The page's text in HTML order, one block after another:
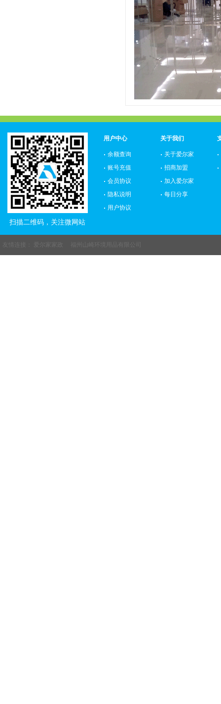
扫描二维码，关注微网站
用户中心
余额查询
账号充值
会员协议
隐私说明
用户协议
关于我们
关于爱尔家
招商加盟
加入爱尔家
每日分享
友情连接： 爱尔家家政 福州山崎环境用品有限公司